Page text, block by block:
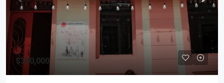
$300,000